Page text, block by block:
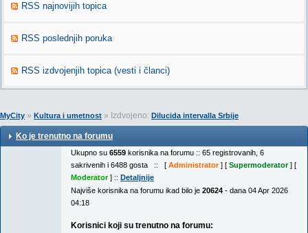
RSS najnovijih topica
RSS poslednjih poruka
RSS izdvojenjih topica (vesti i članci)
MyCity » Kultura i umetnost » Izdvojeno: Dilucida intervalla Srbije
Ko je trenutno na forumu
Ukupno su 6559 korisnika na forumu :: 65 registrovanih, 6
sakrivenih i 6488 gosta :: [ Administrator] [ Supermoderator] [
Moderator] :: Detaljnije
Najviše korisnika na forumu ikad bilo je 20624 - dana 04 Apr 2026
04:18
Korisnici koji su trenutno na forumu: